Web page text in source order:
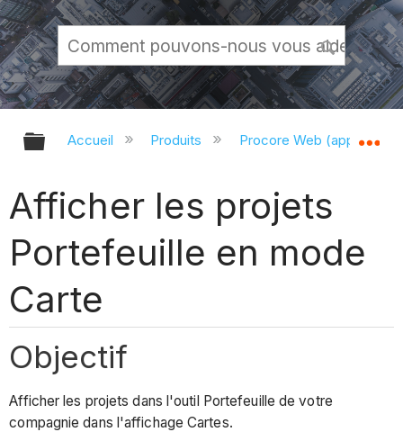
Développer/réduire la hiérarchie
Accueil Produits Procore Web
Afficher les projets
Portefeuille en mode
Carte
Objectif
Afficher les projets dans l'outil Portefeuille de votre
compagnie dans l'affichage Cartes.